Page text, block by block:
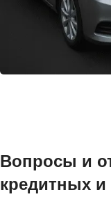
Вопросы и
кредитных и